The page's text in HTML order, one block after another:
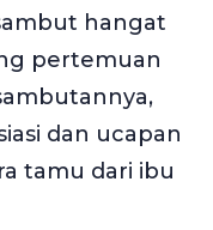
hangat
pertemuan
dan ucapan
tamu dari ibu